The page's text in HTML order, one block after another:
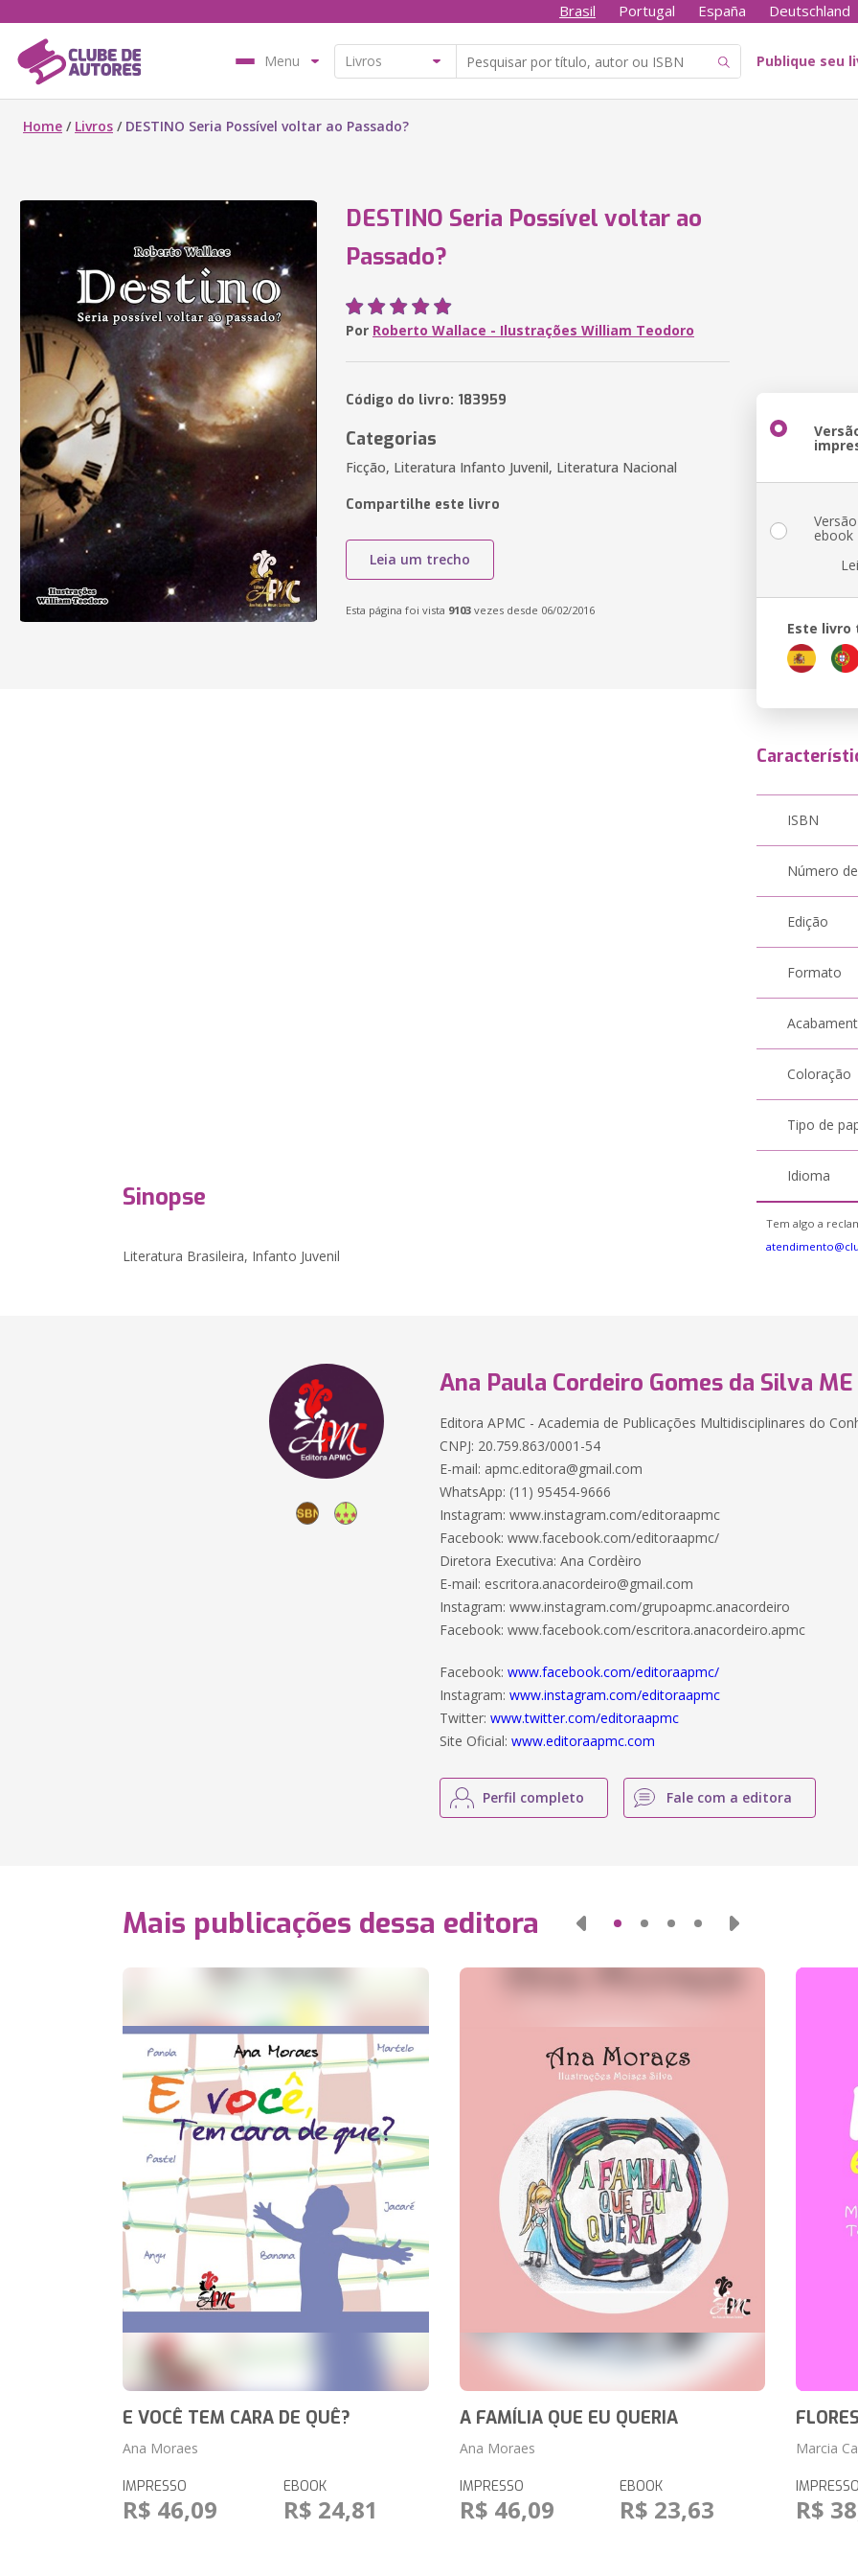
Brasil Portugal España Deutschland
Menu Publique seu
Home / Livros / DESTINO Seria Possível voltar ao Passado?
DESTINO Seria Possível voltar ao
Passado?
Por Roberto Wallace - Ilustrações William Teodoro
Código do livro: 183959
Categorias
Ficção, Literatura Infanto Juvenil, Literatura Nacional
Compartilhe este livro
Leia um trecho
Esta página foi vista 9103 vezes desde 06/02/2016
Versão
ebook
Este livro
Sinopse
Literatura Brasileira, Infanto Juvenil
ISBN
Número
Edição
Formato
Coloração
Tipo de
Idioma
Tem algo a
Ana Paula Cordeiro Gomes da Silva ME
Editora APMC - Academia de Publicações Multidisciplinares do
CNPJ: 20.759.863/0001-54
E-mail: apmc.editora@gmail.com
WhatsApp: (11) 95454-9666
Instagram: www.instagram.com/editoraapmc
Facebook: www.facebook.com/editoraapmc/
Diretora Executiva: Ana Cordèiro
E-mail: escritora.anacordeiro@gmail.com
Instagram: www.instagram.com/grupoapmc.anacordeiro
Facebook: www.facebook.com/escritora.anacordeiro.apmc
Facebook:www.facebook.com/editoraapmc/
Instagram:www.instagram.com/editoraapmc
Twitter:www.twitter.com/editoraapmc
Site Oficial:www.editoraapmc.com
Perfil completo Fale com a editora
Mais publicações dessa editora
E VOCÊ TEM CARA DE QUÊ?
Ana Moraes
IMPRESSO
R$ 46,09
EBOOK
R$ 24,81
A FAMÍLIA QUE EU QUERIA
Ana Moraes
IMPRESSO
R$ 46,09
EBOOK
R$ 23,63
Marcia
IMPRESSO
R$